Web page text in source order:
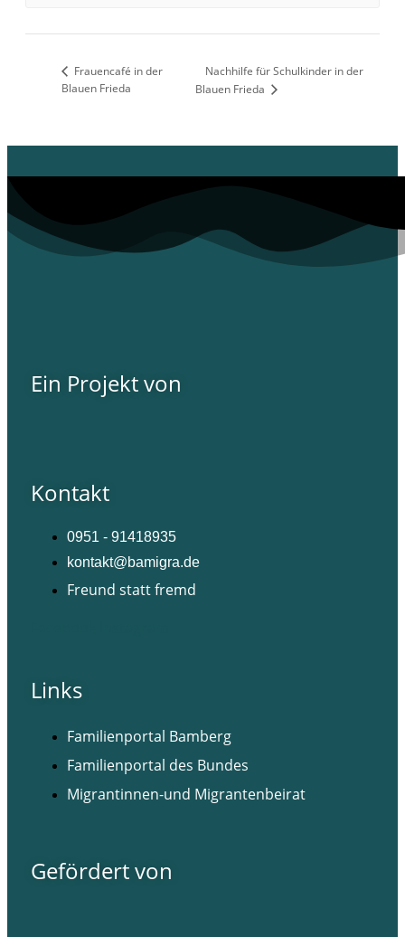
Frauencafé in der
Blauen Frieda
Nachhilfe für Schulkinder in der
Blauen Frieda
Ein Projekt von
Kontakt
0951 - 91418935
kontakt@bamigra.de
Freund statt fremd
Links
Familienportal Bamberg
Familienportal des Bundes
Migrantinnen-und Migrantenbeirat
Gefördert von